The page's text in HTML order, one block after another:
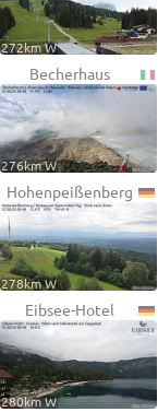
272km W
Becherhaus
276km W
Hohenpeißenberg
278km W
Eibsee-Hotel
280km W